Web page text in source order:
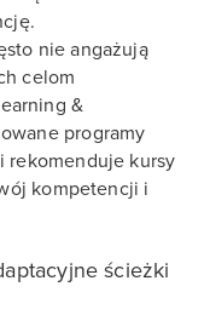
nie angażują
celom
&
programy
rekomenduje kursy
kompetencji i
ścieżki